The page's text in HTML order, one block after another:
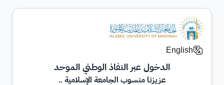
English
الدخول عبر النفاذ الوطني الموحد
عزيزنا منسوب الجامعة الإسلامية ..